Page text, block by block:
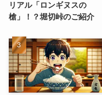
リアル「ロンギヌスの
槍」！？堀切峠のご紹介